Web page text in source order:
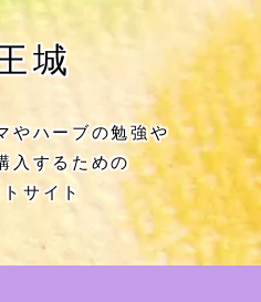
Study』
の主な活動先リン
ト
城
やハーブの勉強や
入するための
サイト